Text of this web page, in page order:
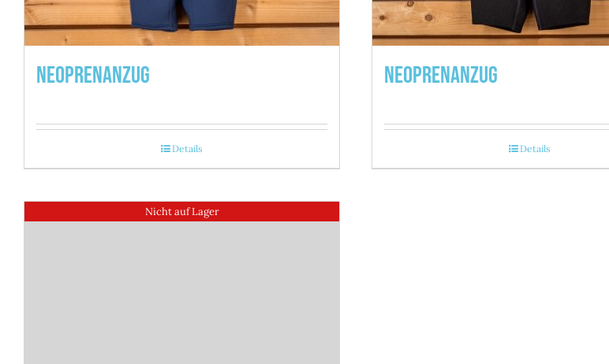
Neoprenanzug
Details
Neoprenanzug
Details
Nicht auf Lager